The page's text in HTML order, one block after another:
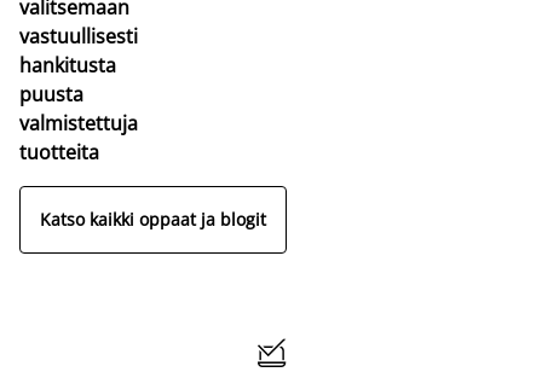
valitsemaan
vastuullisesti
hankitusta
puusta
valmistettuja
tuotteita
Katso kaikki oppaat ja blogit
